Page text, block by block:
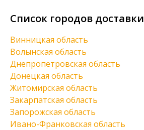
Список городов доставки
Винницкая область
Волынская область
Днепропетровская область
Донецкая область
Житомирская область
Закарпатская область
Запорожская область
Ивано-Франковская область